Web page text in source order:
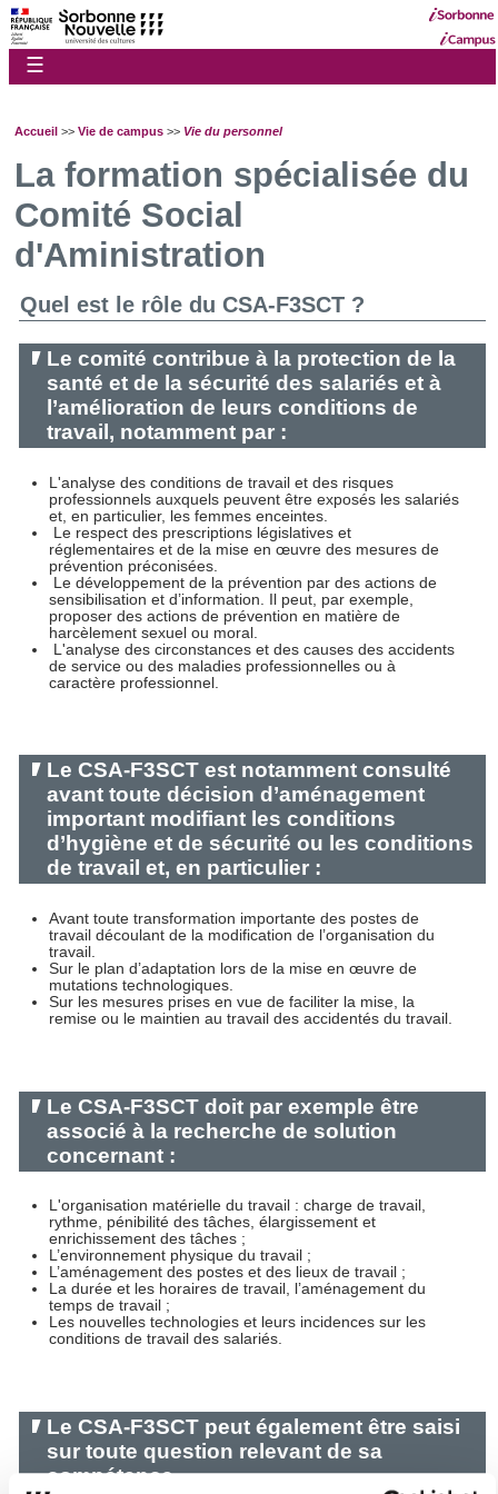
☰
Accueil >> Vie de campus >> Vie du personnel
La formation spécialisée du
Comité Social
d'Aministration
Quel est le rôle du CSA-F3SCT ?
Le comité contribue à la protection de la
santé et de la sécurité des salariés et à
l’amélioration de leurs conditions de
travail, notamment par :
L'analyse des conditions de travail et des risques
professionnels auxquels peuvent être exposés les salariés
et, en particulier, les femmes enceintes.
Le respect des prescriptions législatives et
réglementaires et de la mise en œuvre des mesures de
prévention préconisées.
Le développement de la prévention par des actions de
sensibilisation et d’information. Il peut, par exemple,
proposer des actions de prévention en matière de
harcèlement sexuel ou moral.
L'analyse des circonstances et des causes des accidents
de service ou des maladies professionnelles ou à
caractère professionnel.
Le CSA-F3SCT est notamment consulté
avant toute décision d’aménagement
important modifiant les conditions
d’hygiène et de sécurité ou les conditions
de travail et, en particulier :
Avant toute transformation importante des postes de
travail découlant de la modification de l’organisation du
travail.
Sur le plan d’adaptation lors de la mise en œuvre de
mutations technologiques.
Sur les mesures prises en vue de faciliter la mise, la
remise ou le maintien au travail des accidentés du travail.
Le CSA-F3SCT doit par exemple être
associé à la recherche de solution
concernant :
L'organisation matérielle du travail : charge de travail,
rythme, pénibilité des tâches, élargissement et
enrichissement des tâches ;
L’environnement physique du travail ;
L’aménagement des postes et des lieux de travail ;
La durée et les horaires de travail, l’aménagement du
temps de travail ;
Les nouvelles technologies et leurs incidences sur les
conditions de travail des salariés.
Le CSA-F3SCT peut également être saisi
sur toute question relevant de sa
compétence